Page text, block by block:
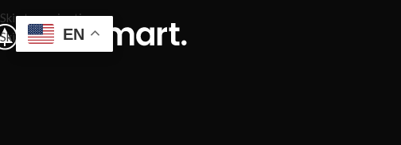
Skip to navigation
Skip to main content
EN